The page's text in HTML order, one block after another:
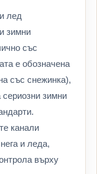
лед
зимни
със
е обозначена
със снежинка),
сериозни зимни
канали
и леда,
върху